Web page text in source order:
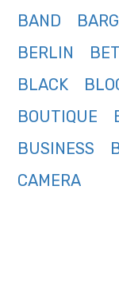
BAND
BERLIN
BET
BLACK
BOUTIQUE
BUSINESS
CAMERA